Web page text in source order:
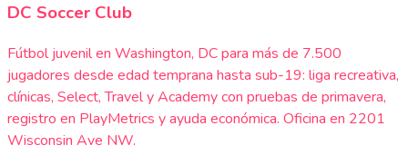
DC Soccer Club
Fútbol juvenil en Washington, DC para más de 7.500
jugadores desde edad temprana hasta sub-19: liga recreativa,
clínicas, Select, Travel y Academy con pruebas de primavera,
registro en PlayMetrics y ayuda económica. Oficina en 2201
Wisconsin Ave NW.